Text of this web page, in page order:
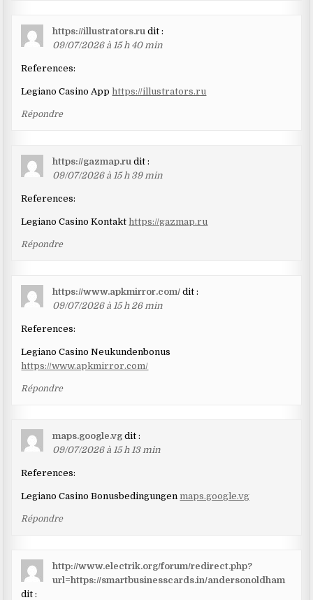
https://illustrators.ru dit :
09/07/2026 à 15 h 40 min
References:
Legiano Casino Apphttps://illustrators.ru
Répondre
https://gazmap.ru dit :
09/07/2026 à 15 h 39 min
References:
Legiano Casino Kontakt https://gazmap.ru
Répondre
https://www.apkmirror.com/ dit :
09/07/2026 à 15 h 26 min
References:
Legiano Casino Neukundenbonus
https://www.apkmirror.com/
Répondre
maps.google.vg dit :
09/07/2026 à 15 h 13 min
References:
Legiano Casino Bonusbedingungen maps.google.vg
Répondre
http://www.electrik.org/forum/redirect.php?
url=https://smartbusinesscards.in/andersonoldham
dit :